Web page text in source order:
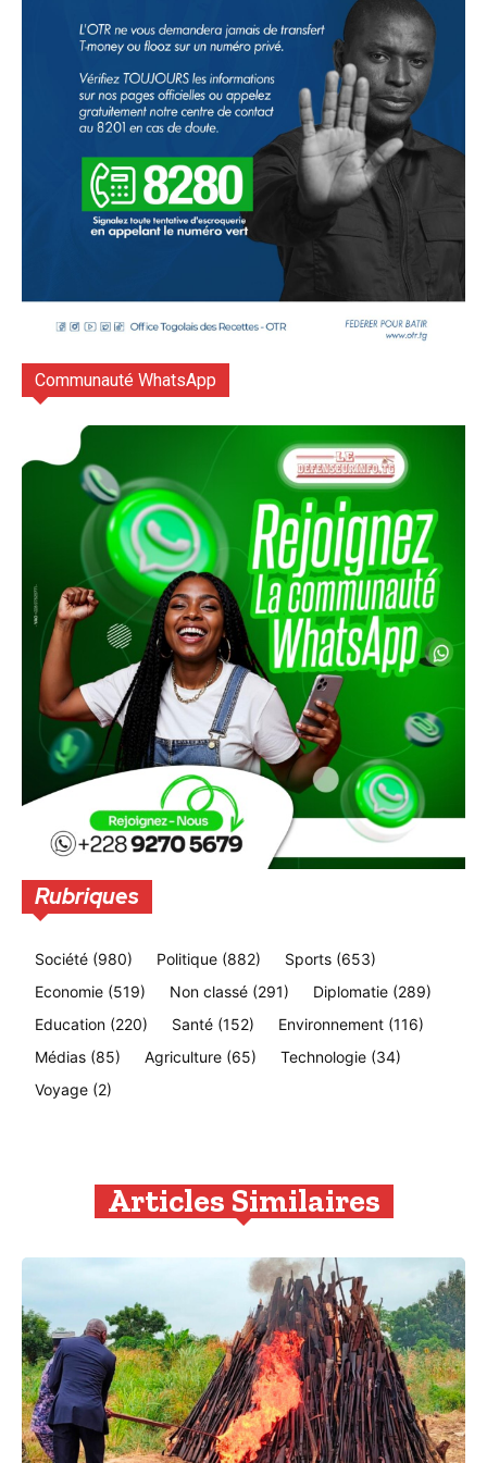
Communauté WhatsApp
Rubriques
Société (980) Politique (882) Sports (653)
Economie (519) Non classé (291) Diplomatie (289)
Education (220) Santé (152) Environnement (116)
Médias (85) Agriculture (65) Technologie (34)
Voyage (2)
Articles Similaires